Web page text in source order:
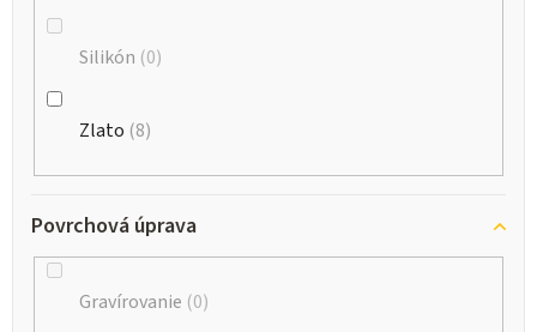
Silikón 0
Zlato 8
Povrchová úprava
Gravírovanie 0